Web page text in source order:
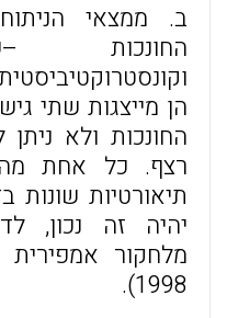
ב. ממצאי
החונכות
הן מייצגות שתי
החונכות ולא
רצף. כל אחת
תיאורטיות שונות
יהיה זה נכון,
1998).